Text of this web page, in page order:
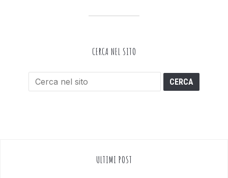
CERCA NEL SITO
ULTIMI POST